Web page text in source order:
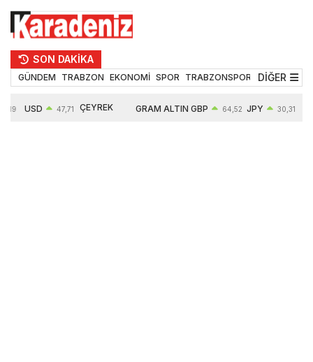
SON DAKİKA
GÜNDEM TRABZON EKONOMİ SPOR TRABZONSPOR TEKNOLOJİ
DİĞER
USD 47,71 ÇEYREK GRAM ALTIN GBP 64,52 JPY 30,31